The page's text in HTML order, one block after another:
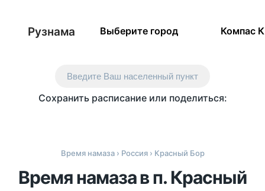
Рузнама Выберите город Компас
Введите Ваш населенный пункт
Сохранить расписание или поделиться:
Время намаза› Россия› Красный Бор
Время намаза в п. Красный